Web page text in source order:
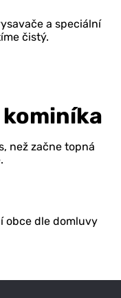
a speciální
čistý.
než začne topná
obce dle domluvy